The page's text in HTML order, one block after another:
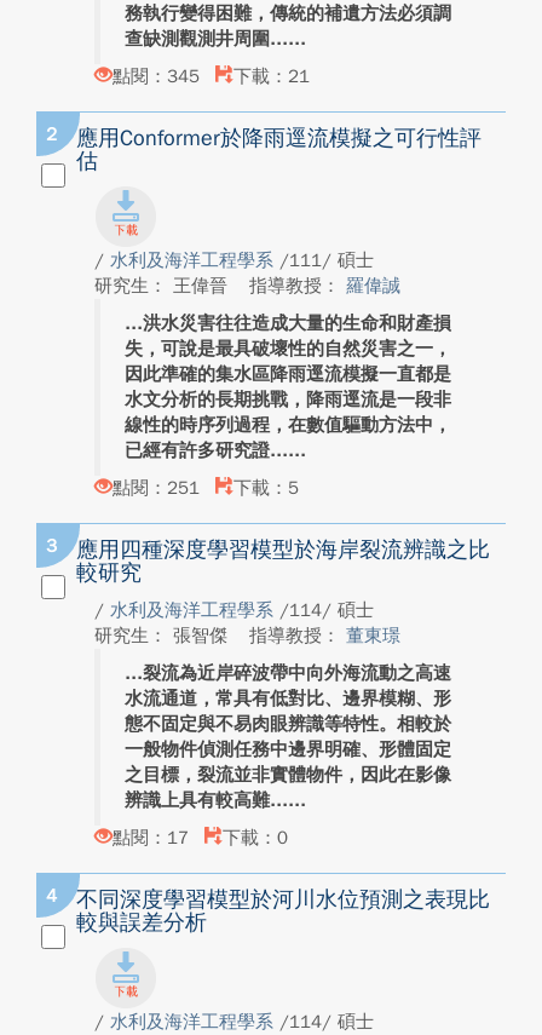
務執行變得困難，傳統的補遺方法必須調
查缺測觀測井周圍...
點閱：345
下載：21
2
應用Conformer於降雨逕流模擬之可行性評
估
/ 水利及海洋工程學系 /111/ 碩士
研究生： 王偉晉
指導教授： 羅偉誠
洪水災害往往造成大量的生命和財產損
失，可說是最具破壞性的自然災害之一，
因此準確的集水區降雨逕流模擬一直都是
水文分析的長期挑戰，降雨逕流是一段非
線性的時序列過程，在數值驅動方法中，
已經有許多研究證...
點閱：251
下載：5
3
應用四種深度學習模型於海岸裂流辨識之比
較研究
/ 水利及海洋工程學系 /114/ 碩士
研究生： 張智傑
指導教授： 董東璟
裂流為近岸碎波帶中向外海流動之高速
水流通道，常具有低對比、邊界模糊、形
態不固定與不易肉眼辨識等特性。相較於
一般物件偵測任務中邊界明確、形體固定
之目標，裂流並非實體物件，因此在影像
辨識上具有較高難...
點閱：17
下載：0
4
不同深度學習模型於河川水位預測之表現比
較與誤差分析
/ 水利及海洋工程學系 /114/ 碩士